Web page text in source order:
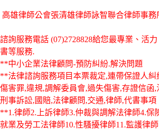
高雄律師公會張清雄律師詠智聯合律師事
諮詢服務電話 (07)2728828給您最專業、活
書等服務.
**中小企業法律顧問-預防糾紛.解決問題
**法律諮詢服務項目本票裁定,連帶保證人
傷害罪,違規,調解委員會,過失傷害,存證信
刑事訴訟,國賠,法律顧問,交通,律師,代書事項
**1.律師2.上訴律師3.仲裁與調解法律師4.保
就業及勞工法律師10.性騷擾律師11.監護律